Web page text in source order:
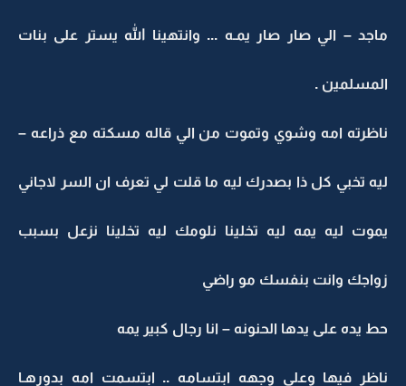
ماجد – الي صار صار يمـه ... وانتهينا الله يستر على بنات
المسلمين .
ناظرته امه وشوي وتموت من الي قاله مسكته مع ذراعه –
ليه تخبي كل ذا بصدرك ليه ما قلت لي تعرف ان السر لاجاني
يموت ليه يمه ليه تخلينا نلومك ليه تخلينا نزعل بسبب
زواجك وانت بنفسك مو راضي
حط يده على يدها الحنونه – انا رجال كبير يمه
ناظر فيها وعلى وجهه ابتسامه .. ابتسمت امه بدورهـا